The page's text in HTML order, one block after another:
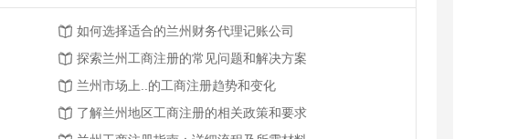
如何选择适合的兰州财务代理记账公司
探索兰州工商注册的常见问题和解决方案
兰州市场上..的工商注册趋势和变化
了解兰州地区工商注册的相关政策和要求